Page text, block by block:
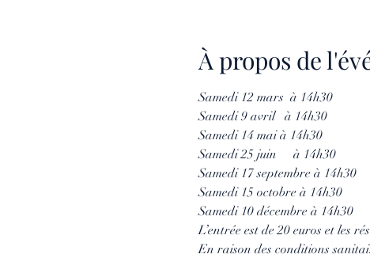
À propos de
Samedi 12 mars  à 14h30
Samedi 9 avril   à 14h30
Samedi 14 mai à 14h30
Samedi 25 juin	à 14h30
Samedi 17 septembre à 14h30
Samedi 15 octobre à 14h30
Samedi 10 décembre à 14h30
L’entrée est de 20 euros et les
En raison des conditions